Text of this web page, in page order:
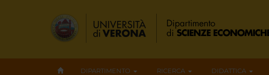
DIPARTIMENTO RICERCA DIDATTICA